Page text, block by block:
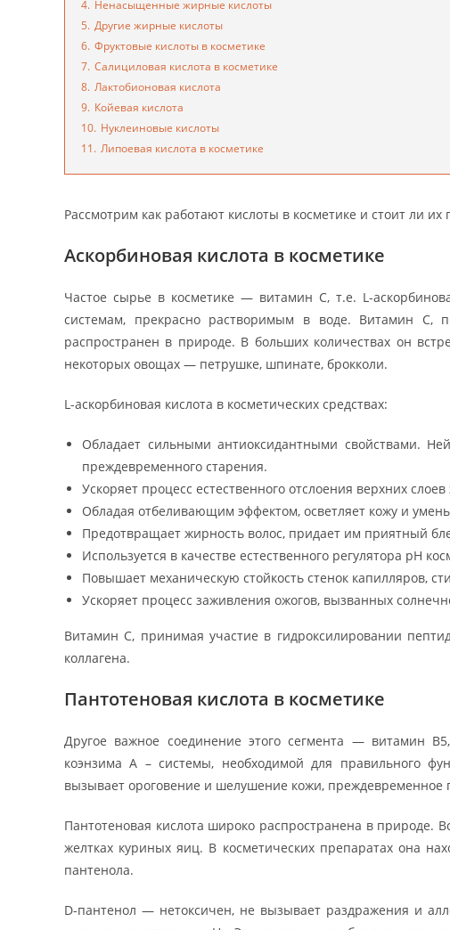
4. Ненасыщенные жирные кислоты
5. Другие жирные кислоты
6. Фруктовые кислоты в косметике
7. Салициловая кислота в косметике
8. Лактобионовая кислота
9. Койевая кислота
10. Нуклеиновые кислоты
11. Липоевая кислота в косметике
Рассмотрим как работают кислоты в косметике и стоит ли их
Аскорбиновая кислота в косметике
Частое сырье в косметике — витамин С, т.е. L-
системам, прекрасно растворимым в воде. Витамин С,
распространен в природе. В больших количествах он
некоторых овощах — петрушке, шпинате, брокколи.
L-аскорбиновая кислота в косметических средствах:
Обладает сильными антиоксидантными свойствами.
преждевременного старения.
Ускоряет процесс естественного отслоения верхних
Обладая отбеливающим эффектом, осветляет кожу и
Предотвращает жирность волос, придает им приятный
Используется в качестве естественного регулятора рН
Повышает механическую стойкость стенок капилляров,
Ускоряет процесс заживления ожогов, вызванных
Витамин С, принимая участие в гидроксилировании
коллагена.
Пантотеновая кислота в косметике
Другое важное соединение этого сегмента — витамин
коэнзима А – системы, необходимой для правильного
вызывает ороговение и шелушение кожи, преждевременное
Пантотеновая кислота широко распространена в природе.
желтках куриных яиц. В косметических препаратах она
пантенола.
D-пантенол — нетоксичен, не вызывает раздражения и